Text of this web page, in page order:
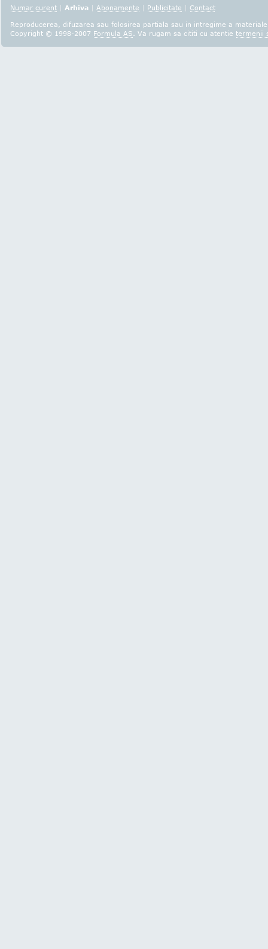
Numar curent | Arhiva | Abonamente | Publicitate | Contact
Reproducerea, difuzarea sau folosirea partiala sau in intregime a
Copyright © 1998-2007 Formula AS. Va rugam sa cititi cu atentie termenii